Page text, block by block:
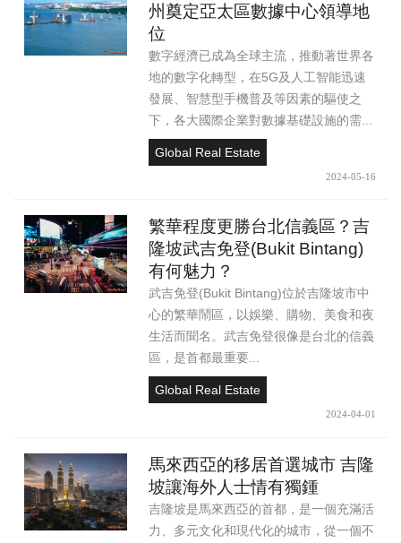
州奠定亞太區數據中心領導地
位
數字經濟已成為全球主流，推動著世界各
地的數字化轉型，在5G及人工智能迅速
發展、智慧型手機普及等因素的驅使之
下，各大國際企業對數據基礎設施的需...
Global Real Estate
2024-05-16
繁華程度更勝台北信義區？吉
隆坡武吉免登(Bukit Bintang)
有何魅力？
武吉免登(Bukit Bintang)位於吉隆坡市中
心的繁華鬧區，以娛樂、購物、美食和夜
生活而聞名。武吉免登很像是台北的信義
區，是首都最重要...
Global Real Estate
2024-04-01
馬來西亞的移居首選城市 吉隆
坡讓海外人士情有獨鍾
吉隆坡是馬來西亞的首都，是一個充滿活
力、多元文化和現代化的城市，從一個不